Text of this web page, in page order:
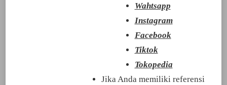
Wahtsapp
Instagram
Facebook
Tiktok
Tokopedia
Jika Anda memiliki referensi